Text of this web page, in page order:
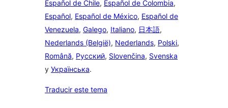
Español de Chile, Español de Colombia,
Español, Español de México, Español de
Venezuela, Galego, Italiano, 日本語,
Nederlands (België), Nederlands, Polski,
Română, Русский, Slovenčina, Svenska
y Українська.
Traducir este tema